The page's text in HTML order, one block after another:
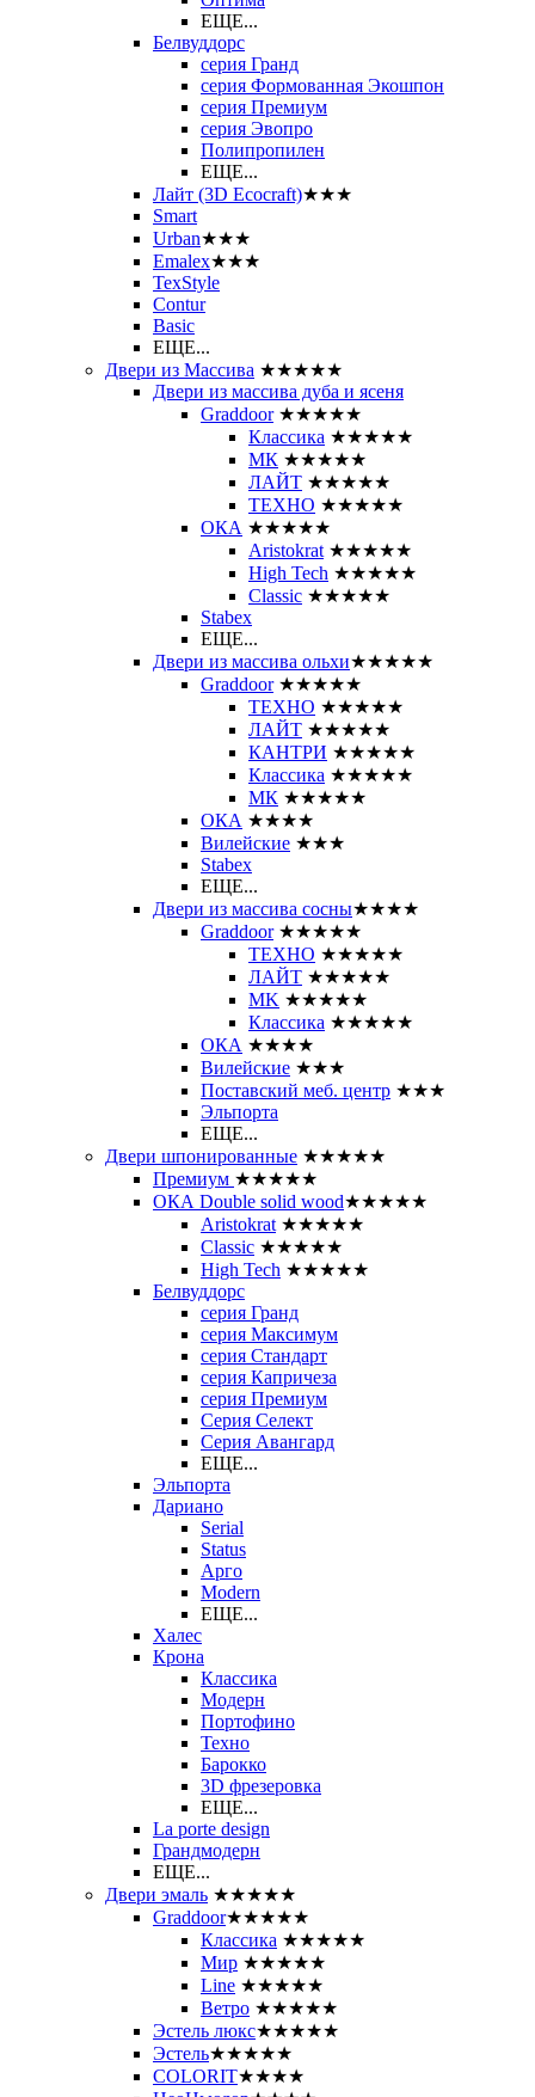
ЕЩЕ...
Белвуддорс
серия Гранд
серия Формованная Экошпон
серия Премиум
серия Эвопро
Полипропилен
ЕЩЕ...
Лайт (3D Ecocraft)★★★
Smart
Urban★★★
Emalex★★★
TexStyle
Contur
Basic
ЕЩЕ...
Двери из Массива ★★★★★
Двери из массива дуба и ясеня
Graddoor ★★★★★
Классика ★★★★★
МК ★★★★★
ЛАЙТ ★★★★★
ТЕХНО ★★★★★
ОКА ★★★★★
Aristokrat ★★★★★
High Tech ★★★★★
Classic ★★★★★
Stabex
ЕЩЕ...
Двери из массива ольхи★★★★★
Graddoor ★★★★★
ТЕХНО ★★★★★
ЛАЙТ ★★★★★
КАНТРИ ★★★★★
Классика ★★★★★
МК ★★★★★
ОКА ★★★★
Вилейские ★★★
Stabex
ЕЩЕ...
Двери из массива сосны★★★★
Graddoor ★★★★★
ТЕХНО ★★★★★
ЛАЙТ ★★★★★
MK ★★★★★
Классика ★★★★★
ОКА ★★★★
Вилейские ★★★
Поставский меб. центр ★★★
Эльпорта
ЕЩЕ...
Двери шпонированные ★★★★★
Премиум ★★★★★
ОКА Double solid wood★★★★★
Aristokrat ★★★★★
Classic ★★★★★
High Tech ★★★★★
Белвуддорс
серия Гранд
серия Максимум
серия Стандарт
серия Капричеза
серия Премиум
Серия Селект
Серия Авангард
ЕЩЕ...
Эльпорта
Дариано
Serial
Status
Арго
Modern
ЕЩЕ...
Халес
Крона
Классика
Модерн
Портофино
Техно
Барокко
3D фрезеровка
ЕЩЕ...
La porte design
Грандмодерн
ЕЩЕ...
Двери эмаль ★★★★★
Graddoor★★★★★
Классика ★★★★★
Мир ★★★★★
Line ★★★★★
Ветро ★★★★★
Эстель люкс★★★★★
Эстель★★★★★
COLORIT★★★★